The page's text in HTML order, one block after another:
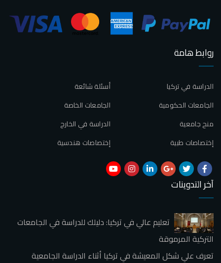
روابط هامة
أسئلة شائعة
الدراسة في تركيا
الجامعات الخاصة
الجامعات الحكومية
الدراسة في الخارج
منح جامعية
إختصاصات هندسية
إختصاصات طبية
آخر التدوينات
تعليم عالي في تركيا: دليلك للدراسة في الجامعات
التركية المرموقة
تعرف علي شكل المعيشة في تركيا أثناء الدراسة الجامعية